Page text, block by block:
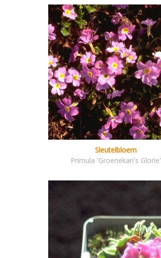
Sleutelbloem
Primula 'Groenekan's Glorie'